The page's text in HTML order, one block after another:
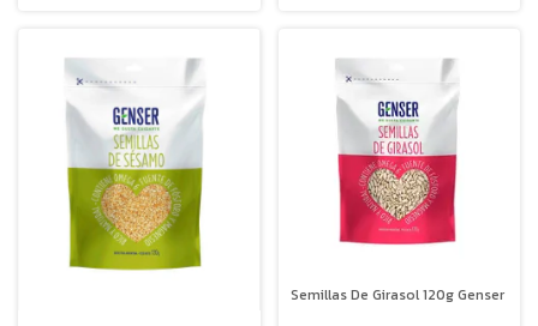
Semillas De Girasol 120g Genser